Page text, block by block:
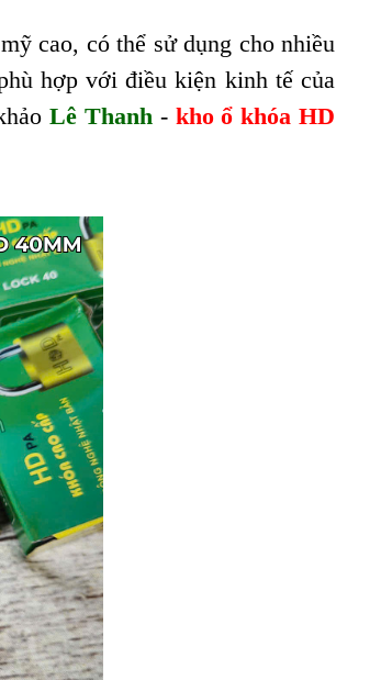
cao, có thể sử dụng cho nhiều
hợp với điều kiện kinh tế của
Lê Thanh - kho ổ khóa HD